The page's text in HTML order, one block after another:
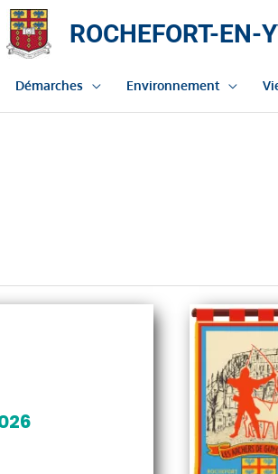
ROCHEFORT-EN-
Démarches Environnement